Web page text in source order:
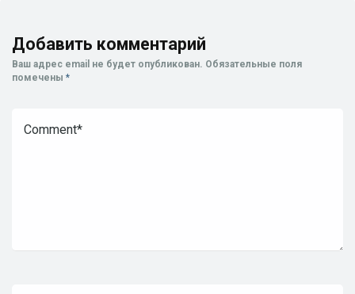
Добавить комментарий
Ваш адрес email не будет опубликован. Обязательные поля
помечены *